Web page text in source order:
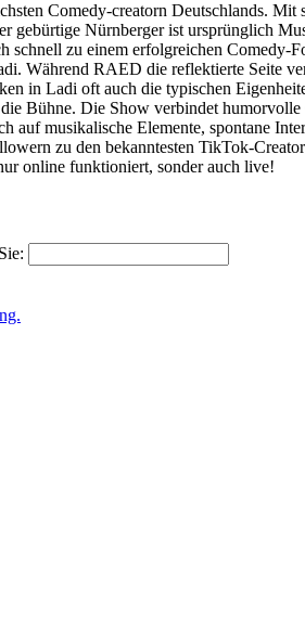
Comedy-creatorn Deutschlands. Mit
Nürnberger ist ursprünglich
zu einem erfolgreichen Comedy-
Während RAED die reflektierte Seite
in Ladi oft auch die typischen
Bühne. Die Show verbindet humorvolle
auf musikalische Elemente, spontane
zu den bekanntesten TikTok-
online funktioniert, sonder auch live!